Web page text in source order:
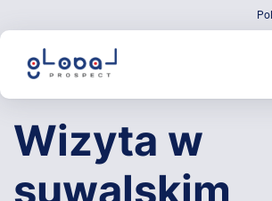
Wizyta w
suwalskim